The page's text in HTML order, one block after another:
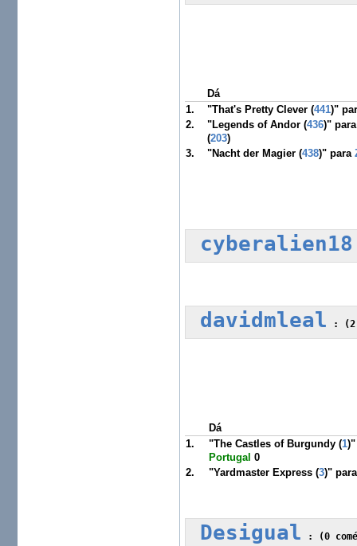
Dá
1.
"That's Pretty Clever (441)"
2.
"Legends of Andor (436)"
(203)
3.
"Nacht der Magier (438)" para
cyberalien18
davidmleal : (2
Dá
1.
"The Castles of Burgundy (1
Portugal 0
2.
"Yardmaster Express (3)"
Desigual : (0